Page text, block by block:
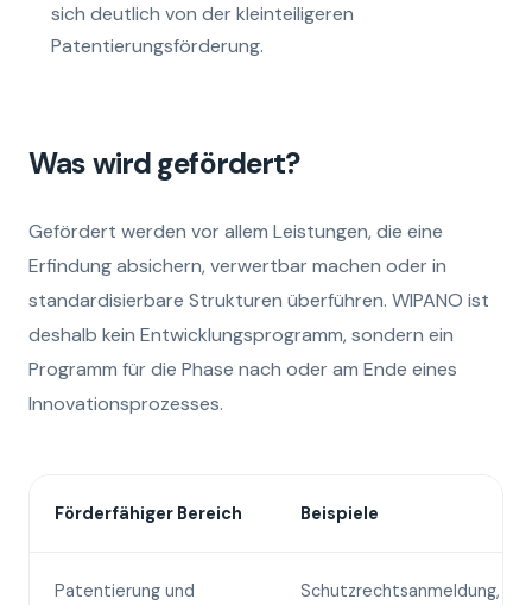
sich deutlich von der kleinteiligeren
Patentierungsförderung.
Was wird gefördert?
Gefördert werden vor allem Leistungen, die eine
Erfindung absichern, verwertbar machen oder in
standardisierbare Strukturen überführen. WIPANO ist
deshalb kein Entwicklungsprogramm, sondern ein
Programm für die Phase nach oder am Ende eines
Innovationsprozesses.
Förderfähiger Bereich Beispiele
Patentierung und
Schutzrechtsanmeldung,